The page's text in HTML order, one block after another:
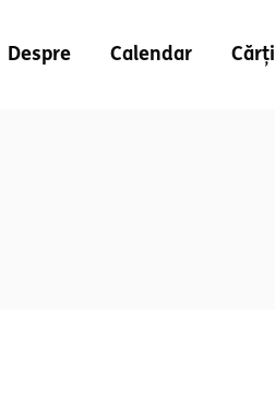
Despre Calendar Cărți